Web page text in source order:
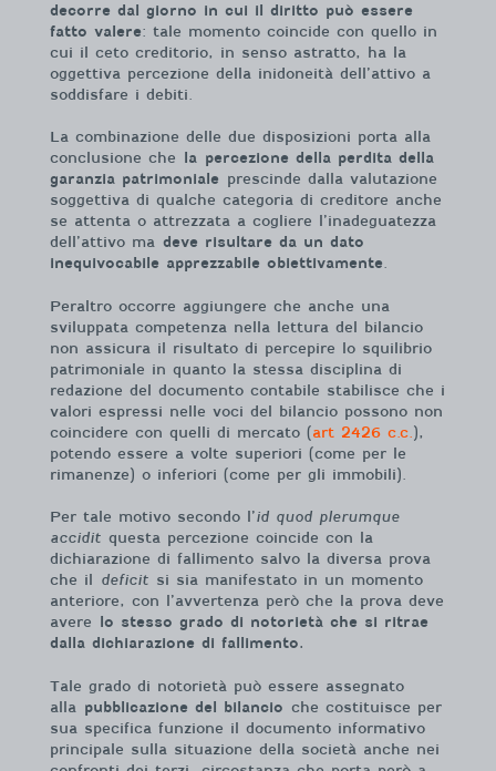
decorre dal giorno in cui il diritto può essere
fatto valere: tale momento coincide con quello in
cui il ceto creditorio, in senso astratto, ha la
oggettiva percezione della inidoneità dell’attivo a
soddisfare i debiti.
La combinazione delle due disposizioni porta alla
conclusione che
la percezione della perdita della
garanzia patrimoniale prescinde dalla valutazione
soggettiva di qualche categoria di creditore anche
se attenta o attrezzata a cogliere l’inadeguatezza
dell’attivo ma deve risultare da un dato
inequivocabile apprezzabile obiettivamente.
Peraltro occorre aggiungere che anche una
sviluppata competenza nella lettura del bilancio
non assicura il risultato di percepire lo squilibrio
patrimoniale in quanto la stessa disciplina di
redazione del documento contabile stabilisce che i
valori espressi nelle voci del bilancio possono non
coincidere con quelli di mercato (art 2426 c.c. ),
potendo essere a volte superiori (come per le
rimanenze) o inferiori (come per gli immobili).
Per tale motivo secondo l’id quod plerumque
accidit questa percezione coincide con la
dichiarazione di fallimento salvo la diversa prova
che il deficit si sia manifestato in un momento
anteriore, con l’avvertenza però che la prova deve
avere
lo stesso grado di notorietà che si ritrae
dalla dichiarazione di fallimento.
Tale grado di notorietà può essere assegnato
alla pubblicazione del bilancio che costituisce per
sua specifica funzione il documento informativo
principale sulla situazione della società anche nei